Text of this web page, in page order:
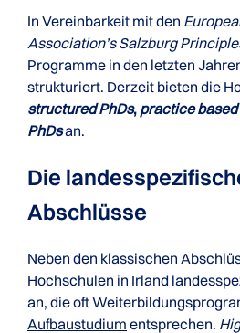
In Vereinbarkeit mit den
Association’s Salzburg
Programme in den letzten
strukturiert. Derzeit bieten die
structured PhDs, practice based
PhDsan.
Die
Abschlüsse
Neben den klassischen
Hochschulen in Irland
an, die oft
Aufbaustudium entsprechen.